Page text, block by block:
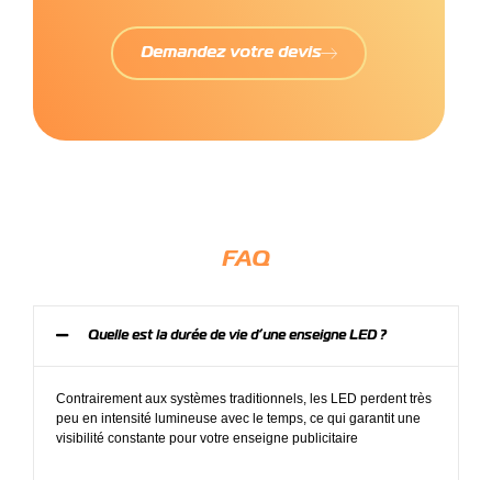
Demandez votre devis
FAQ
Quelle est la durée de vie d’une enseigne LED ?
Contrairement aux systèmes traditionnels, les LED perdent très
peu en intensité lumineuse avec le temps, ce qui garantit une
visibilité constante pour votre enseigne publicitaire